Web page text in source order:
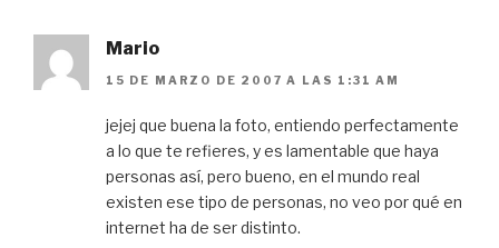
Mario
15 DE MARZO DE 2007 A LAS 1:31 AM
jejej que buena la foto, entiendo perfectamente
a lo que te refieres, y es lamentable que haya
personas así, pero bueno, en el mundo real
existen ese tipo de personas, no veo por qué en
internet ha de ser distinto.